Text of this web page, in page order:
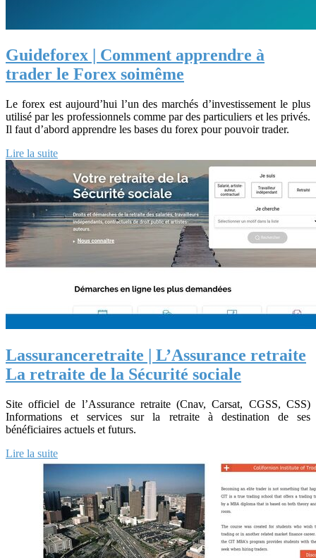
Guideforex | Comment apprendre à
trader le Forex soimême
Le forex est aujourd’hui l’un des marchés d’investissement le plus
utilisé par les professionnels comme par des particuliers et les privés.
Il faut d’abord apprendre les bases du forex pour pouvoir trader.
Lire la suite
Las­suranceret­raite | L’Assurance retraite
La retraite de la Sécurité sociale
Site officiel de l’Assurance retraite (Cnav, Carsat, CGSS, CSS)
Informations et services sur la retraite à destination de ses
bénéficiaires actuels et futurs.
Lire la suite